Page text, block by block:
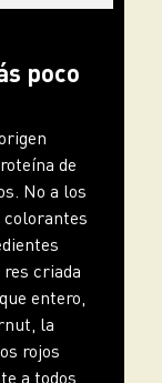
poco
de
No a los
criada
entero,
la
rojos
a todos